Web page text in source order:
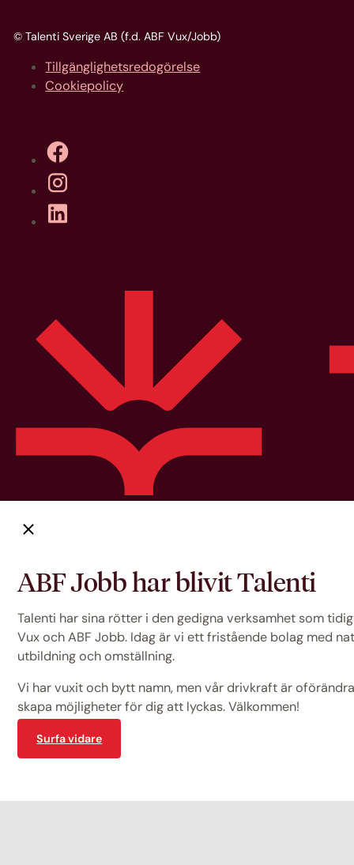
© Talenti Sverige AB (f.d. ABF Vux/Jobb)
Tillgänglighetsredogörelse
Cookiepolicy
ABF Jobb har blivit Talenti
Talenti har sina rötter i den gedigna verksamhet som
Vux och ABF Jobb. Idag är vi ett fristående bolag med
utbildning och omställning.
Vi har vuxit och bytt namn, men vår drivkraft är
skapa möjligheter för dig att lyckas. Välkommen!
Surfa vidare